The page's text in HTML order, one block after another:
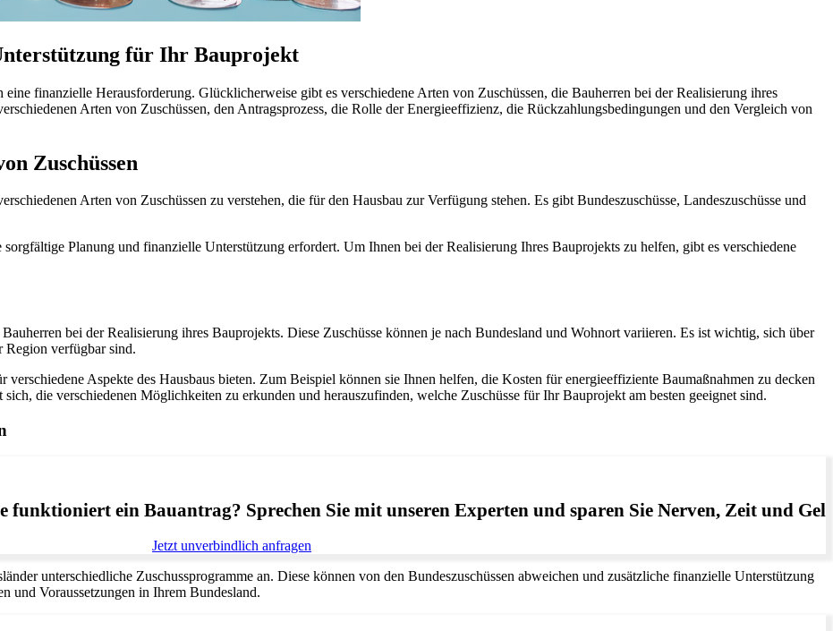
für Ihr Bauprojekt
finanzielle Herausforderung. Glücklicherweise gibt es verschiedene Arten von Zuschüssen, die Bauherren bei der Realisierung ihres
Arten von Zuschüssen, den Antragsprozess, die Rolle der Energieeffizienz, die Rückzahlungsbedingungen und den Vergleich von
Zuschüssen
Arten von Zuschüssen zu verstehen, die für den Hausbau zur Verfügung stehen. Es gibt Bundeszuschüsse, Landeszuschüsse und
Planung und finanzielle Unterstützung erfordert. Um Ihnen bei der Realisierung Ihres Bauprojekts zu helfen, gibt es verschiedene
bei der Realisierung ihres Bauprojekts. Diese Zuschüsse können je nach Bundesland und Wohnort variieren. Es ist wichtig, sich über
Region verfügbar sind.
Aspekte des Hausbaus bieten. Zum Beispiel können sie Ihnen helfen, die Kosten für energieeffiziente Baumaßnahmen zu decken
die verschiedenen Möglichkeiten zu erkunden und herauszufinden, welche Zuschüsse für Ihr Bauprojekt am besten geeignet sind.
funktioniert ein Bauantrag? Sprechen Sie mit unseren Experten und sparen Sie Nerven, Zeit und
Jetzt unverbindlich anfragen
unterschiedliche Zuschussprogramme an. Diese können von den Bundeszuschüssen abweichen und zusätzliche finanzielle Unterstützung
und Voraussetzungen in Ihrem Bundesland.